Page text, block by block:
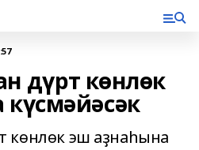
дүрт көнлөк
көнлөк эш аҙнаһына